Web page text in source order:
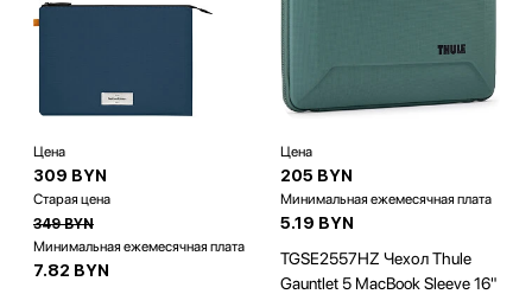
Цена
309 BYN
Старая цена
349 BYN
Минимальная ежемесячная плата
7.82 BYN
Цена
205 BYN
Минимальная ежемесячная плата
5.19 BYN
TGSE2557HZ Чехол Thule
Gauntlet 5 MacBook Sleeve 16"